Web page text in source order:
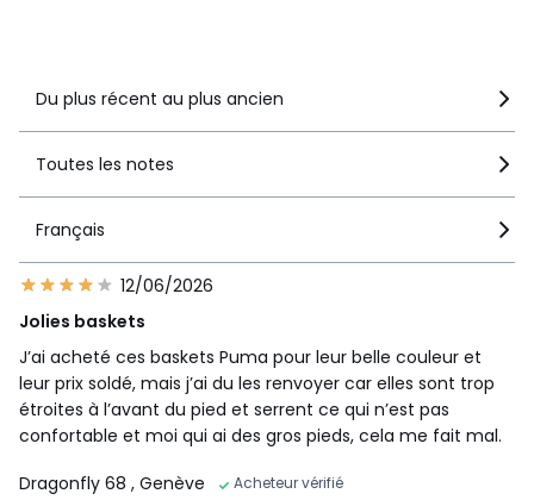
Du plus récent au plus ancien
Toutes les notes
Français
12/06/2026
Jolies baskets
J’ai acheté ces baskets Puma pour leur belle couleur et
leur prix soldé, mais j’ai du les renvoyer car elles sont trop
étroites à l’avant du pied et serrent ce qui n’est pas
confortable et moi qui ai des gros pieds, cela me fait mal.
Dragonfly 68 , Genève Acheteur vérifié